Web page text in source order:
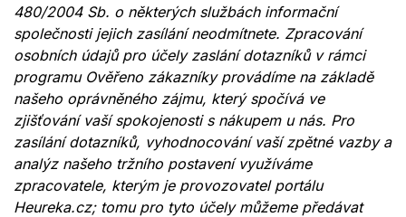
480/2004 Sb. o některých službách informační
společnosti jejich zasílání neodmítnete. Zpracování
osobních údajů pro účely zaslání dotazníků v rámci
programu Ověřeno zákazníky provádíme na základě
našeho oprávněného zájmu, který spočívá ve
zjišťování vaší spokojenosti s nákupem u nás. Pro
zasílání dotazníků, vyhodnocování vaší zpětné vazby a
analýz našeho tržního postavení využíváme
zpracovatele, kterým je provozovatel portálu
Heureka.cz; tomu pro tyto účely můžeme předávat